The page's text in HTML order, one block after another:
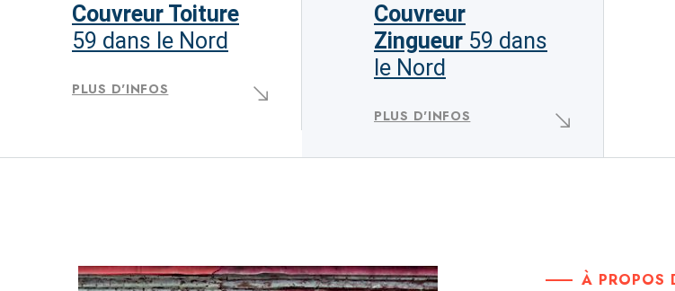
Couvreur Toiture
59 dans le Nord
PLUS D'INFOS
Couvreur
Zingueur 59 dans
le Nord
PLUS D'INFOS
À PROPOS